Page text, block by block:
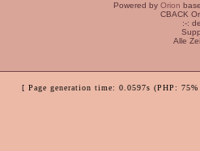
Powered by Orion
CBACK
:-:
Alle
[ Page generation time: 0.0597s (PHP: